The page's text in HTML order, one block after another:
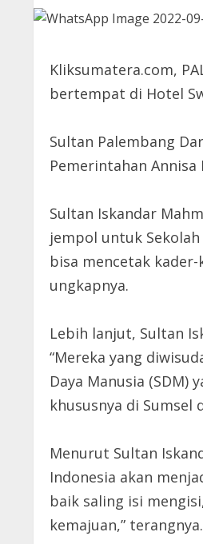
Kliksumatera.com,
bertempat di Hotel
Sultan Palembang
Pemerintahan
Sultan Iskandar
jempol untuk
bisa mencetak
ungkapnya.
Lebih lanjut, Sultan
“Mereka yang
Daya Manusia
khususnya di Sumsel
Menurut Sultan
Indonesia akan
baik saling isi
kemajuan,” terangnya.